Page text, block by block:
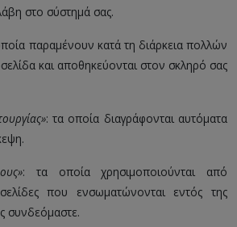
στο σύστημά σας.
παραμένουν κατά τη διάρκεια πολλών
και αποθηκεύονται στον σκληρό σας
: τα οποία διαγράφονται αυτόματα
: τα οποία χρησιμοποιούνται από
που ενσωματώνονται εντός της
συνδεόμαστε.